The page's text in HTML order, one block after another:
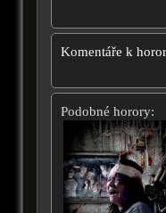
Komentáře k
Podobné horory: